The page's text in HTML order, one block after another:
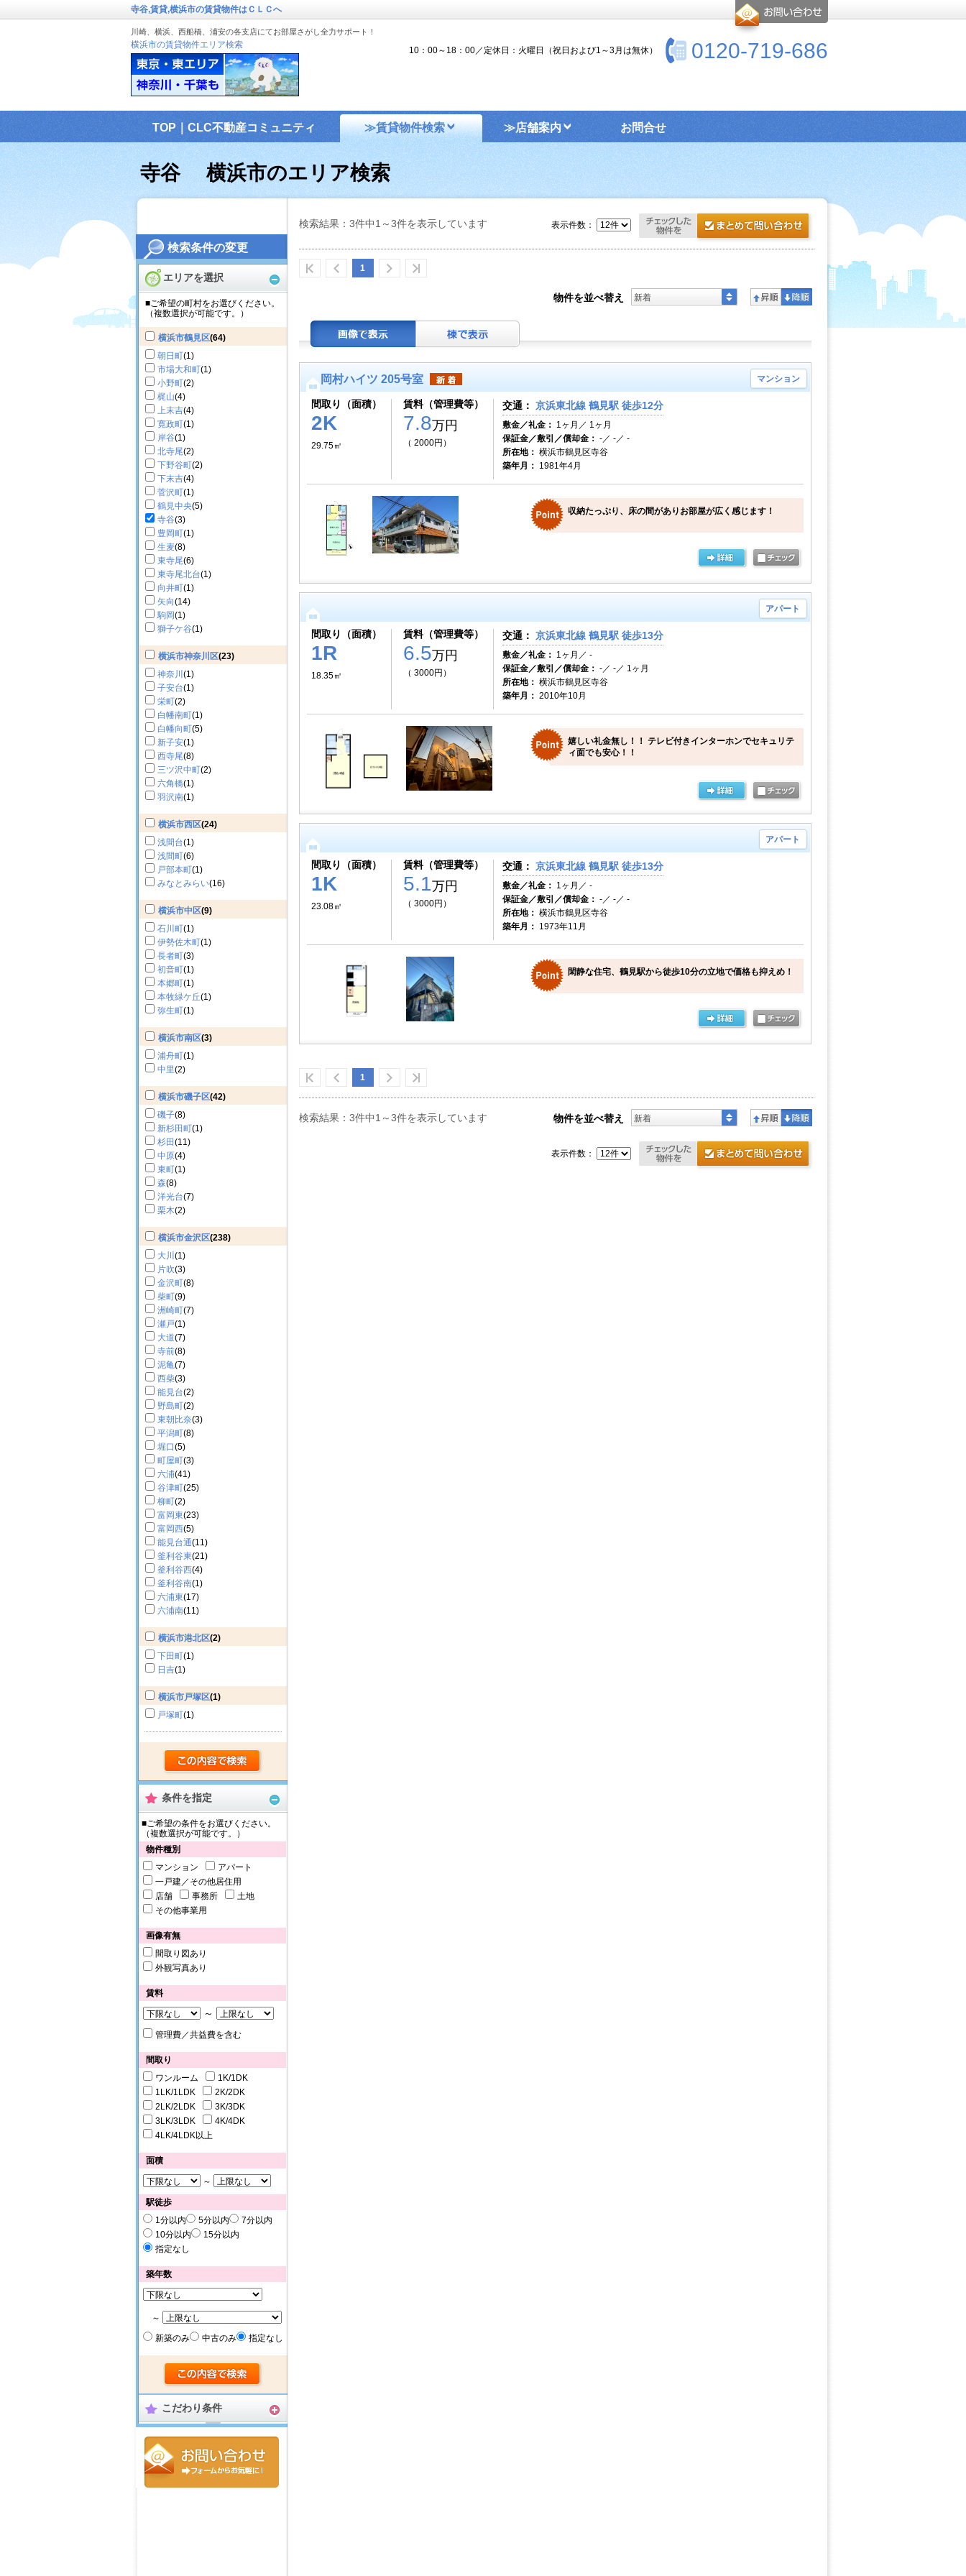
検索条件の変更
エリアを選択
■ご希望の町村をお選びください。
（複数選択が可能です。）
横浜市鶴見区(64)
朝日町(1)
市場大和町(1)
小野町(2)
梶山(4)
上末吉(4)
寛政町(1)
岸谷(1)
北寺尾(2)
下野谷町(2)
下末吉(4)
菅沢町(1)
鶴見中央(5)
寺谷(3)
豊岡町(1)
生麦(8)
東寺尾(6)
東寺尾北台(1)
向井町(1)
矢向(14)
駒岡(1)
獅子ケ谷(1)
横浜市神奈川区(23)
神奈川 (1)
子安台(1)
栄町(2)
白幡南町(1)
白幡向町(5)
新子安(1)
西寺尾(8)
三ツ沢中町(2)
六角橋(1)
羽沢南(1)
横浜市西区(24)
浅間台(1)
浅間町(6)
戸部本町(1)
みなとみらい(16)
横浜市中区(9)
石川町(1)
伊勢佐木町(1)
長者町(3)
初音町(1)
本郷町(1)
本牧緑ケ丘(1)
弥生町(1)
横浜市南区(3)
浦舟町(1)
中里(2)
横浜市磯子区(42)
磯子(8)
新杉田町(1)
杉田(11)
中原(4)
東町(1)
森(8)
洋光台(7)
栗木(2)
横浜市金沢区(238)
大川 (1)
片吹(3)
金沢町(8)
柴町(9)
洲崎町(7)
瀬戸(1)
大道(7)
寺前(8)
泥亀(7)
西柴(3)
能見台(2)
野島町(2)
東朝比奈(3)
平潟町(8)
堀口(5)
町屋町(3)
六浦(41)
谷津町(25)
柳町(2)
富岡東(23)
富岡西(5)
能見台通(11)
釜利谷東(21)
釜利谷西(4)
釜利谷南(1)
六浦東(17)
六浦南(11)
横浜市港北区(2)
下田町(1)
日吉(1)
横浜市戸塚区(1)
戸塚町(1)
条件を指定
■ご希望の条件をお選びください。
（複数選択が可能です。）
物件種別
マンション
アパート
一戸建／その他居住用
店舗
事務所
土地
その他事業用
画像有無
間取り図あり
外観写真あり
賃料
～
管理費／共益費を含む
間取り
ワンルーム
1K/1DK
1LK/1LDK
2K/2DK
2LK/2LDK
3K/3DK
3LK/3LDK
4K/4DK
4LK/4LDK以上
面積
～
駅徒歩
1分以内
5分以内
7分以内
10分以内
15分以内
指定なし
築年数
～
新築のみ
中古のみ 指定なし
こだわり条件
寺谷,賃貸,横浜市の賃貸物件はＣＬＣへ
川崎、横浜、西船橋、浦安の各支店にてお部屋さがし全力サポート！
横浜市の賃貸物件エリア検索 0120-719-686
10：00～18：00／定休日：火曜日（祝日および1～3月は無休）
TOP｜CLC不動産コミュニティ ≫賃貸物件検索 ≫店舗案内 お問合せ
寺谷 横浜市のエリア検索
検索結果：3件中1～3件を表示しています
1
表示件数：
物件を並べ替え 新着
岡村ハイツ 205号室 マンション
間取り（面積）
2K
29.75㎡
賃料（管理費等）
7.8万円
（ 2000円）
交通： 京浜東北線 鶴見駅 徒歩12分
敷金／礼金： 1ヶ月／ 1ヶ月
保証金／敷引／償却金： -／ -／ -
所在地： 横浜市鶴見区寺谷
築年月： 1981年4月
収納たっぷり、床の間がありお部屋が広く感じます！
アパート
間取り（面積）
1R
18.35㎡
賃料（管理費等）
6.5万円
（ 3000円）
交通： 京浜東北線 鶴見駅 徒歩13分
敷金／礼金： 1ヶ月／ -
保証金／敷引／償却金： -／ -／ 1ヶ月
所在地： 横浜市鶴見区寺谷
築年月： 2010年10月
嬉しい礼金無し！！ テレビ付きインターホンでセキュリテ
ィ面でも安心！！
アパート
間取り（面積）
1K
23.08㎡
賃料（管理費等）
5.1万円
（ 3000円）
交通： 京浜東北線 鶴見駅 徒歩13分
敷金／礼金： 1ヶ月／ -
保証金／敷引／償却金： -／ -／ -
所在地： 横浜市鶴見区寺谷
築年月： 1973年11月
閑静な住宅、鶴見駅から徒歩10分の立地で価格も抑えめ！
物件を並べ替え 新着
1
表示件数：
検索結果：3件中1～3件を表示しています